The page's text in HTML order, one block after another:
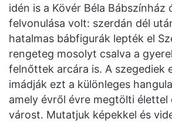
idén is a Kövér Béla Bábszínház
felvonulása volt: szerdán dél
hatalmas bábfigurák lepték el
rengeteg mosolyt csalva a
felnőttek arcára is. A szegediek
imádják ezt a különleges
amely évről évre megtölti élettel
várost. Mutatjuk képekkel és